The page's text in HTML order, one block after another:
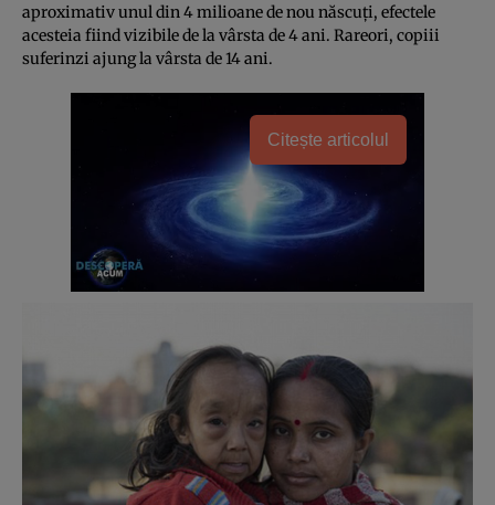
aproximativ unul din 4 milioane de nou născuţi, efectele
acesteia fiind vizibile de la vârsta de 4 ani. Rareori, copiii
suferinzi ajung la vârsta de 14 ani.
Citește articolul